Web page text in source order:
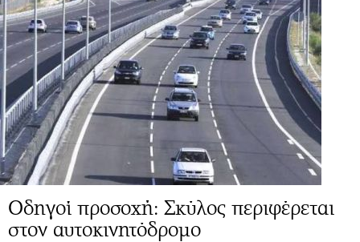
Οδηγοί προσοχή: Σκύλος περιφέρεται
στον αυτοκινητόδρομο